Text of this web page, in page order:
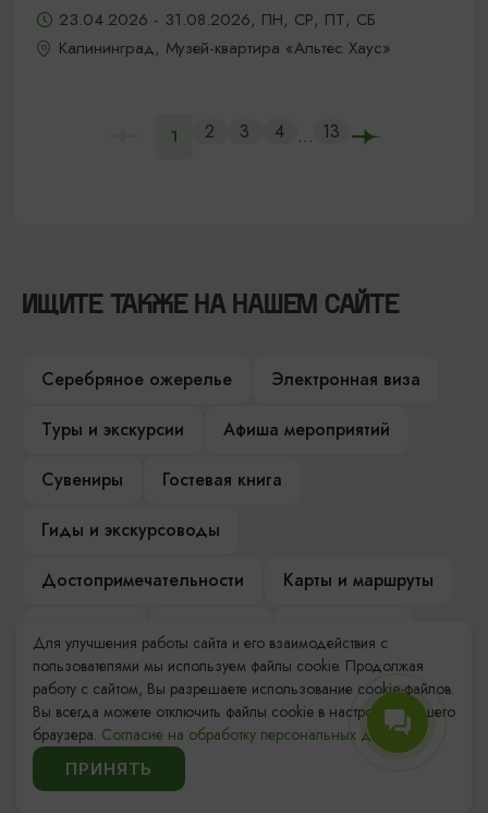
23.04.2026 - 31.08.2026, ПН, СР, ПТ, СБ
Калининград, Музей-квартира «Альтес Хаус»
1 2 3 4 ... 13
ИЩИТЕ ТАКЖЕ НА НАШЕМ САЙТЕ
Серебряное ожерелье
Электронная виза
Туры и экскурсии
Афиша мероприятий
Сувениры
Гостевая книга
Гиды и экскурсоводы
Достопримечательности
Карты и маршруты
Компас Балтийской кухни
Настоящий Калининградец
Музеи
Для улучшения работы сайта и его взаимодействия с
пользователями мы используем файлы cookie. Продолжая
работу с сайтом, Вы разрешаете использование cookie-файлов.
Вы всегда можете отключить файлы cookie в настройках Вашего
браузера. Согласие на обработку персональных данных.
ПРИНЯТЬ